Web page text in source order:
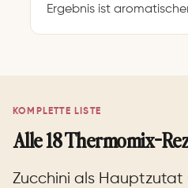
Ergebnis ist
KOMPLETTE LISTE
Alle 18 Thermomix-
Zucchini als Hauptzutat